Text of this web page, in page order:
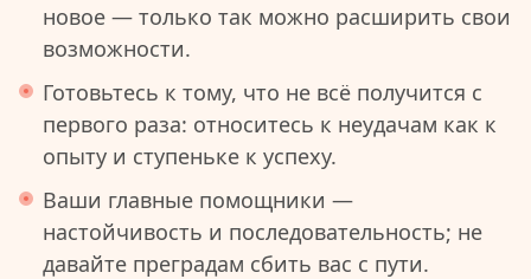
новое — только так можно расширить свои
возможности.
Готовьтесь к тому, что не всё получится с
первого раза: относитесь к неудачам как к
опыту и ступеньке к успеху.
Ваши главные помощники —
настойчивость и последовательность; не
давайте преградам сбить вас с пути.